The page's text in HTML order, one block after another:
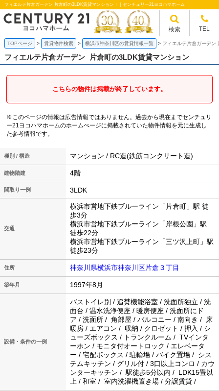
検索 TEL
フィエルテ片倉ガーデン 片倉町の3LDK賃貸マンション！｜センチュリー21ヨコハマホーム
TOPページ 賃貸物件検索 横浜市神奈川区の賃貸情報一覧 フィエルテ片倉ガーデン
フィエルテ片倉ガーデン 片倉町の3LDK賃貸マンション
こちらの物件は掲載が終了しています。
※このページの情報は広告情報ではありません。過去から現在までセンチュリ
ー21ヨコハマホームのホームぺージに掲載されていた物件情報を元に生成し
た参考情報です。
種別 / 構造 マンション / RC造(鉄筋コンクリート造)
建物階建 4階
間取り一例 3LDK
交通
横浜市営地下鉄ブルーライン「片倉町」駅 徒
歩3分
横浜市営地下鉄ブルーライン「岸根公園」駅
徒歩22分
横浜市営地下鉄ブルーライン「三ツ沢上町」駅
徒歩23分
住所 神奈川県横浜市神奈川区片倉３丁目
築年月 1997年8月
設備・条件の一例
バストイレ別 / 追焚機能浴室 / 洗面所独立 / 洗
面台 / 温水洗浄便座 / 暖房便座 / 洗面所にド
ア / 洗面所 / 角部屋 / バルコニー / 南向き / 床
暖房 / エアコン / 収納 / クロゼット / 押入 / シ
ューズボックス / トランクルーム / TVインタ
ーホン / モニタ付オートロック / エレベータ
ー / 宅配ボックス / 駐輪場 / バイク置場 / シス
テムキッチン / グリル付 / 3口以上コンロ / カウ
ンターキッチン / 駅徒歩5分以内 / LDK15畳以
上 / 和室 / 室内洗濯機置き場 / 分譲賃貸 /